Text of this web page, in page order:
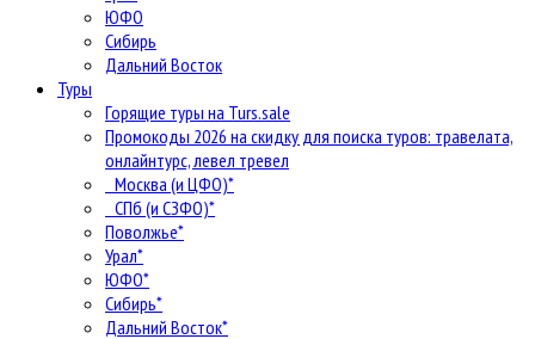
ЮФО
Сибирь
Дальний Восток
Туры
Горящие туры на Turs.sale
Промокоды 2026 на скидку для поиска туров: травелата,
онлайнтурс, левел тревел
Москва (и ЦФО)*
СПб (и СЗФО)*
Поволжье*
Урал*
ЮФО*
Сибирь*
Дальний Восток*